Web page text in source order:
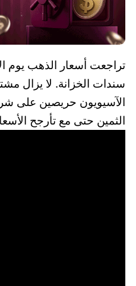
تراجعت أسعار الذهب يوم
سندات الخزانة. لا يزال
الآسيويون حريصين على
الثمين حتى مع تأرجح